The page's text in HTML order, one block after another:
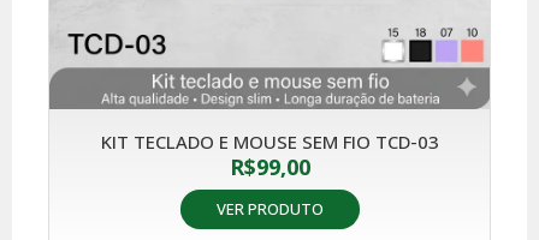
KIT TECLADO E MOUSE SEM FIO TCD-03
R$99,00
VER PRODUTO